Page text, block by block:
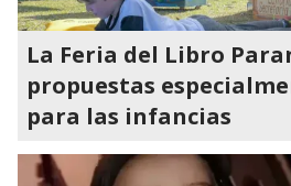
La Feria del Libro
propuestas
para las infancias